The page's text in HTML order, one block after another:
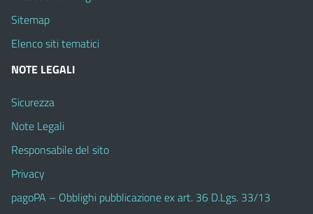
Sitemap
Elenco siti tematici
NOTE LEGALI
Sicurezza
Note Legali
Responsabile del sito
Privacy
pagoPA – Obblighi pubblicazione ex art. 36 D.Lgs. 33/13